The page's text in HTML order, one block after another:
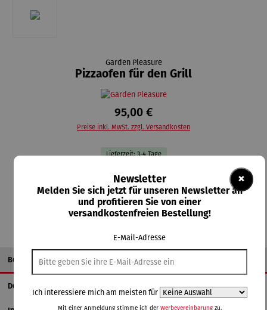
Garden Pleasure
Pizzaofen für den Grill
95,00 €
Preise inkl. MwSt. zzgl. Versandkosten
Lieferzeit: 3-4 Tage
In den Warenkorb
Beschreibung
Details
×
Newsletter
Melden Sie sich jetzt für unseren Newsletter an
und profitieren Sie von einer
versandkostenfreien Bestellung!
E-Mail-Adresse
Ich interessiere mich am meisten für
Mit einer Anmeldung stimme ich der Werbevereinbarungzu.